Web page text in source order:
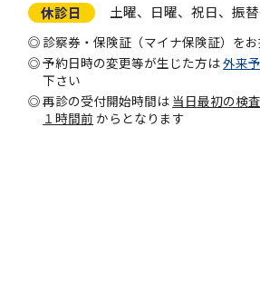
休診日
土曜、日曜、祝日、振
診察券・保険証（マイナ保険証）を
予約日時の変更等が生じた方は外来
下さい
再診の受付開始時間は 当日最初の検
１時間前 からとなります